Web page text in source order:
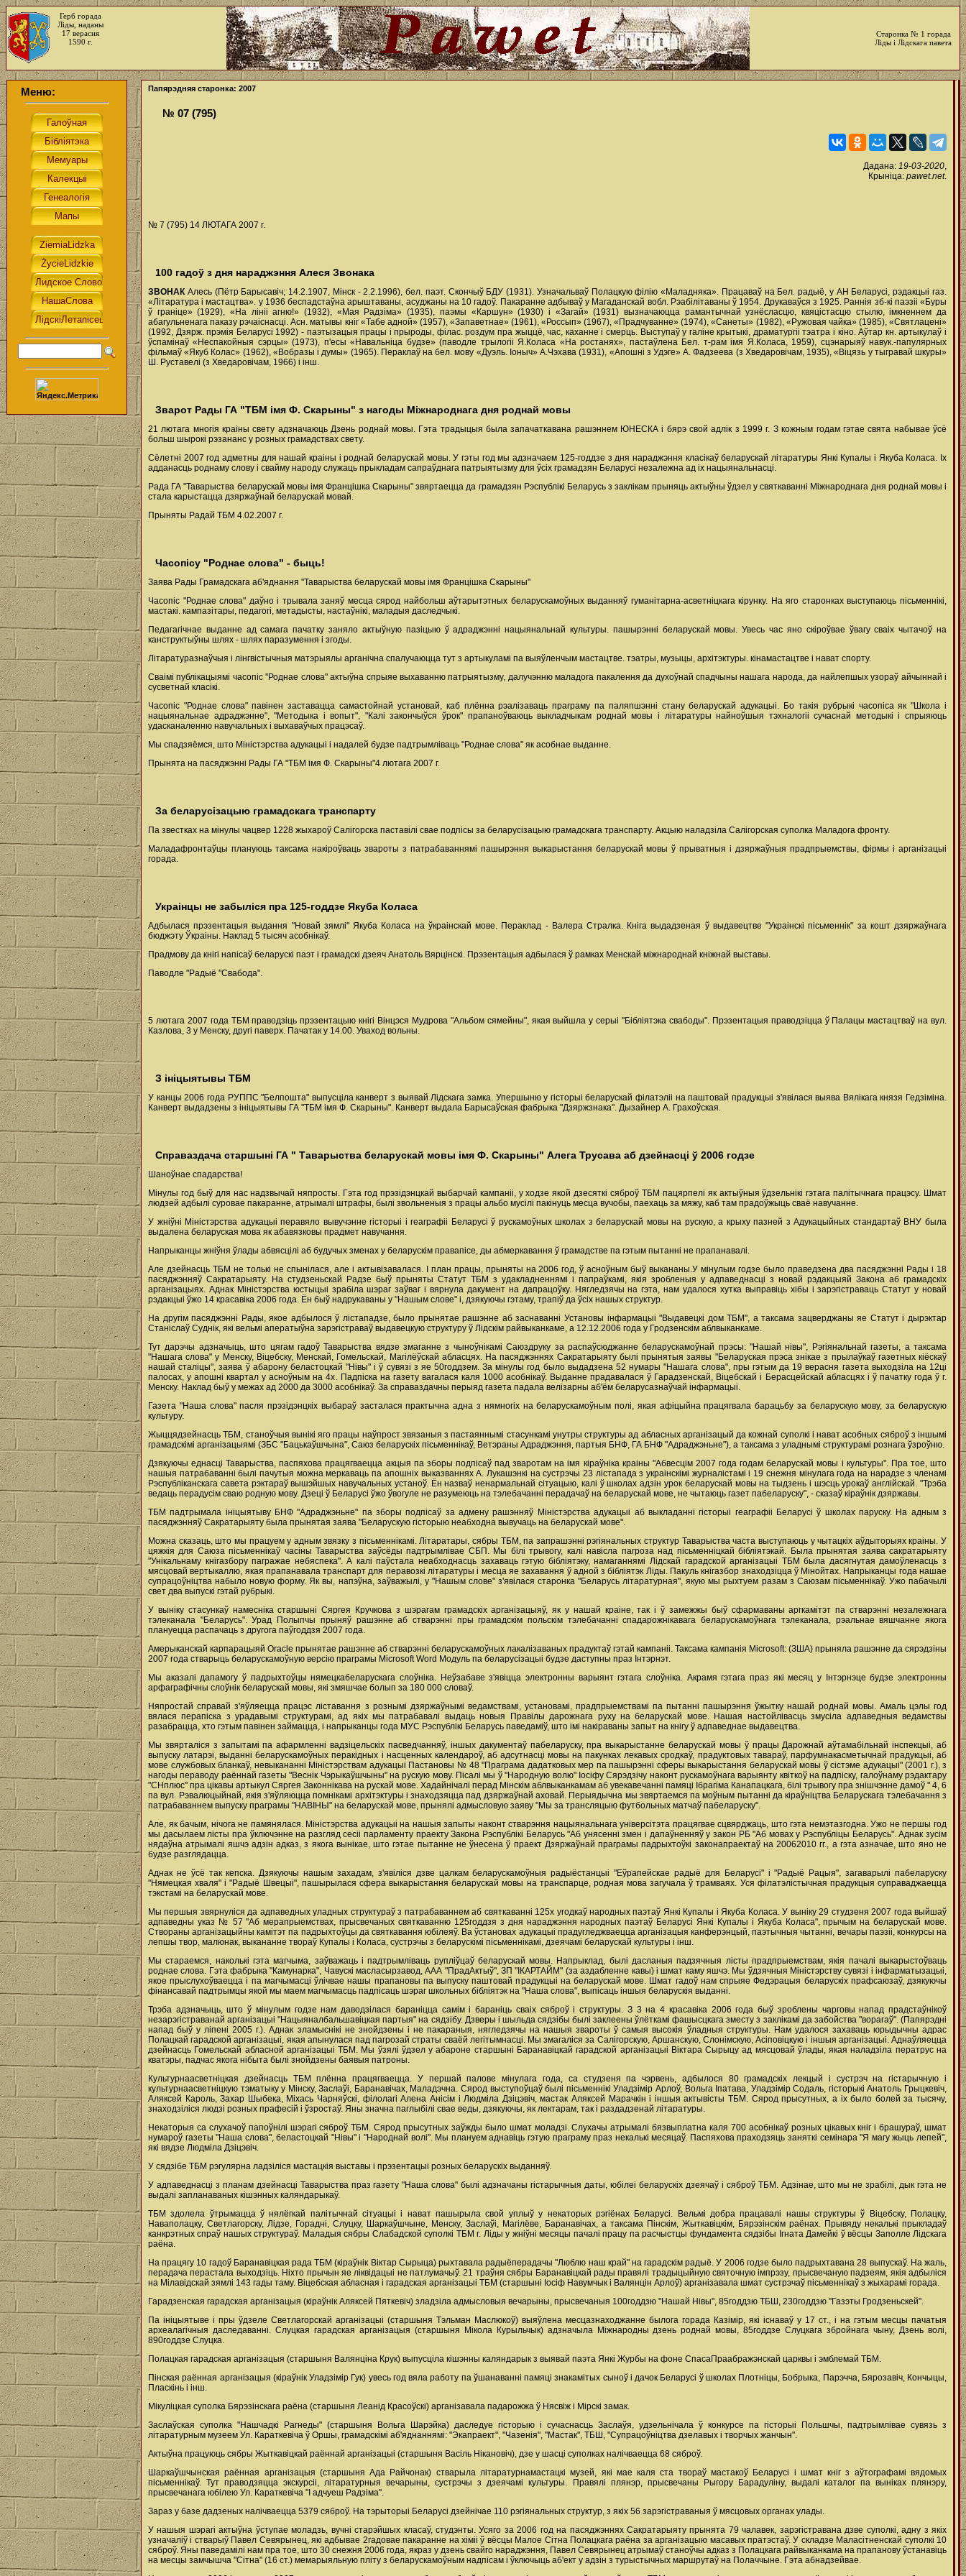
Герб горада
Ліды, наданы
17 верасня
1590 г.
Старонка № 1 горада
Ліды і Лідскага павета
Меню: Папярэдняя старонка: 2007
№ 07 (795)
Дадана: 19-03-2020,
Крыніца: pawet.net.
№ 7 (795) 14 ЛЮТАГА 2007 г.
100 гадоў з дня нараджэння Алеся Звонака
ЗВОНАК Алесь (Пётр Барысавіч; 14.2.1907, Мінск - 2.2.1996), бел. паэт. Скончыў БДУ (1931). Узначальваў Полацкую філію «Маладняка». Працаваў на Бел. радыё, у АН Беларусі, рэдакцыі газ.
«Літаратура і мастацтва». у 1936 беспадстаўна арыштаваны, асуджаны на 10 гадоў. Пакаранне адбываў у Магаданскай вобл. Рэабілітаваны ў 1954. Друкаваўся з 1925. Раннія зб-кі паэзіі «Буры
ў граніце» (1929), «На лініі агню!» (1932), «Мая Радзіма» (1935), паэмы «Каршун» (1930) і «Загай» (1931) вызначаюцца рамантычнай узнёсласцю, квяцістасцю стылю, імкненнем да
абагульненага паказу рэчаіснасці. Асн. матывы кніг «Табе адной» (1957), «Запаветнае» (1961), «Россып» (1967), «Прадчуванне» (1974), «Санеты» (1982), «Ружовая чайка» (1985), «Святлацені»
(1992, Дзярж. прэмія Беларусі 1992) - паэтызацыя працы і прыроды, філас. роздум пра жыццё, час, каханне і смерць. Выступаў у галіне крытыкі, драматургіі тэатра і кіно. Аўтар кн. артыкулаў і
ўспамінаў «Неспакойныя сэрцы» (1973), п'есы «Навальніца будзе» (паводле трылогіі Я.Коласа «На ростанях», пастаўлена Бел. т-рам імя Я.Коласа, 1959), сцэнарыяў навук.-папулярных
фільмаў «Якуб Колас» (1962), «Вобразы і думы» (1965). Пераклаў на бел. мову «Дуэль. Іоныч» А.Чэхава (1931), «Апошні з Удэге» А. Фадзеева (з Хведаровічам, 1935), «Віцязь у тыгравай шкуры»
Ш. Руставелі (з Хведаровічам, 1966) і інш.
Зварот Рады ГА "ТБМ імя Ф. Скарыны" з нагоды Міжнароднага дня роднай мовы
21 лютага многія краіны свету адзначаюць Дзень роднай мовы. Гэта традыцыя была запачаткавана рашэннем ЮНЕСКА і бярэ свой адлік з 1999 г. З кожным годам гэтае свята набывае ўсё
больш шырокі рэзананс у розных грамадствах свету.
Сёлетні 2007 год адметны для нашай краіны і роднай беларускай мовы. У гэты год мы адзначаем 125-годдзе з дня нараджэння класікаў беларускай літаратуры Янкі Купалы і Якуба Коласа. Іх
адданасць роднаму слову і свайму народу служаць прыкладам сапраўднага патрыятызму для ўсіх грамадзян Беларусі незалежна ад іх нацыянальнасці.
Рада ГА "Таварыства беларускай мовы імя Францішка Скарыны" звяртаецца да грамадзян Рэспублікі Беларусь з заклікам прыняць актыўны ўдзел у святкаванні Міжнароднага дня роднай мовы і
стала карыстацца дзяржаўнай беларускай мовай.
Прыняты Радай ТБМ 4.02.2007 г.
Часопісу "Роднае слова" - быць!
Заява Рады Грамадскага аб'яднання "Таварыства беларускай мовы імя Францішка Скарыны"
Часопіс "Роднае слова" даўно і трывала заняў месца сярод найбольш аўтарытэтных беларускамоўных выданняў гуманітарна-асветніцкага кірунку. На яго старонках выступаюць пісьменнікі,
мастакі. кампазітары, педагогі, метадысты, настаўнікі, маладыя даследчыкі.
Педагагічнае выданне ад самага пачатку заняло актыўную пазіцыю ў адраджэнні нацыянальнай культуры. пашырэнні беларускай мовы. Увесь час яно скіроўвае ўвагу сваіх чытачоў на
канструктыўны шлях - шлях паразумення і згоды.
Літаратуразнаўчыя і лінгвістычныя матэрыялы арганічна спалучаюцца тут з артыкуламі па выяўленчым мастацтве. тэатры, музыцы, архітэктуры. кінамастацтве і нават спорту.
Сваімі публікацыямі часопіс "Роднае слова" актыўна спрыяе выхаванню патрыятызму, далучэнню маладога пакалення да духоўнай спадчыны нашага народа, да найлепшых узораў айчыннай і
сусветнай класікі.
Часопіс "Роднае слова" павінен заставацца самастойнай установай, каб плённа рэалізаваць праграму па паляпшэнні стану беларускай адукацыі. Бо такія рубрыкі часопіса як "Школа і
нацыянальнае адраджэнне", "Методыка і вопыт", "Калі закончыўся ўрок" прапаноўваюць выкладчыкам роднай мовы і літаратуры найноўшыя тэхналогіі сучаснай методыкі і спрыяюць
удасканаленню навучальных і выхаваўчых працэсаў.
Мы спадзяёмся, што Міністэрства адукацыі і надалей будзе падтрымліваць "Роднае слова" як асобнае выданне.
Прынята на пасяджэнні Рады ГА "ТБМ імя Ф. Скарыны"4 лютага 2007 г.
За беларусізацыю грамадскага транспарту
Па звестках на мінулы чацвер 1228 жыхароў Салігорска паставілі свае подпісы за беларусізацыю грамадскага транспарту. Акцыю наладзіла Салігорская суполка Маладога фронту.
Маладафронтаўцы плануюць таксама накіроўваць звароты з патрабаваннямі пашырэння выкарыстання беларускай мовы ў прыватныя і дзяржаўныя прадпрыемствы, фірмы і арганізацыі
горада.
Украінцы не забыліся пра 125-годдзе Якуба Коласа
Адбылася прэзентацыя выдання "Новай зямлі" Якуба Коласа на ўкраінскай мове. Пераклад - Валера Стралка. Кніга выдадзеная ў выдавецтве "Украінскі пісьменнік" за кошт дзяржаўнага
бюджэту Ўкраіны. Наклад 5 тысяч асобнікаў.
Прадмову да кнігі напісаў беларускі паэт і грамадскі дзеяч Анатоль Вярцінскі. Прэзентацыя адбылася ў рамках Менскай міжнароднай кніжнай выставы.
Паводле "Радыё "Свабода".
5 лютага 2007 года ТБМ праводзіць прэзентацыю кнігі Вінцэся Мудрова "Альбом сямейны", якая выйшла у серыі "Бібліятэка свабоды". Прэзентацыя праводзіцца ў Палацы мастацтваў на вул.
Казлова, 3 у Менску, другі паверх. Пачатак у 14.00. Уваход вольны.
З ініцыятывы ТБМ
У канцы 2006 года РУППС "Белпошта" выпусціла канверт з выявай Лідскага замка. Упершыню у гісторыі беларускай філатэліі на паштовай прадукцыі з'явілася выява Вялікага князя Гедзіміна.
Канверт выдадзены з ініцыятывы ГА "ТБМ імя Ф. Скарыны". Канверт выдала Барысаўская фабрыка "Дзяржзнака". Дызайнер А. Грахоўская.
Справаздача старшыні ГА " Таварыства беларускай мовы імя Ф. Скарыны" Алега Трусава аб дзейнасці ў 2006 годзе
Шаноўнае спадарства!
Мінулы год быў для нас надзвычай няпросты. Гэта год прэзідэнцкай выбарчай кампаніі, у ходзе якой дзесяткі сяброў ТБМ пацярпелі як актыўныя ўдзельнікі гэтага палітычнага працэсу. Шмат
людзей адбылі суровае пакаранне, атрымалі штрафы, былі звольненыя з працы альбо мусілі пакінуць месца вучобы, паехаць за мяжу, каб там прадоўжыць сваё навучанне.
У жніўні Міністэрства адукацыі перавяло вывучэнне гісторыі і геаграфіі Беларусі ў рускамоўных школах з беларускай мовы на рускую, а крыху пазней з Адукацыйных стандартаў ВНУ была
выдалена беларуская мова як абавязковы прадмет навучання.
Напрыканцы жніўня ўлады абвясцілі аб будучых зменах у беларускім правапісе, ды абмеркавання ў грамадстве па гэтым пытанні не прапанавалі.
Але дзейнасць ТБМ не толькі не спынілася, але і актывізавалася. I план працы, прыняты на 2006 год, ў асноўным быў выкананы.У мінулым годзе было праведзена два пасяджэнні Рады і 18
пасяджэнняў Сакратарыяту. На студзеньскай Радзе быў прыняты Статут ТБМ з удакладненнямі і папраўкамі, якія зробленыя у адпаведнасці з новай рэдакцыяй Закона аб грамадскіх
арганізацыях. Аднак Міністэрства юстыцыі зрабіла шэраг заўваг і вярнула дакумент на дапрацоўку. Нягледзячы на гэта, нам удалося хутка выправіць хібы і зарэгістраваць Статут у новай
рэдакцыі ўжо 14 красавіка 2006 года. Ён быў надрукаваны у "Нашым слове" і, дзякуючы гэтаму, трапіў да ўсіх нашых структур.
На другім пасяджэнні Рады, якое адбылося ў лістападзе, было прынятае рашэнне аб заснаванні Установы інфармацыі "Выдавецкі дом ТБМ", а таксама зацверджаны яе Статут і дырэктар
Станіслаў Суднік, які вельмі аператыўна зарэгістраваў выдавецкую структуру ў Лідскім райвыканкаме, а 12.12.2006 года у Гродзенскім аблвыканкаме.
Тут дарэчы адзначыць, што цягам гадоў Таварыства вядзе змаганне з чыноўнікамі Саюздруку за распаўсюджанне беларускамоўнай прэсы: "Нашай нівы", Рэгіянальнай газеты, а таксама
"Нашага слова" у Менску, Віцебску, Менскай, Гомельскай, Магілёўскай абласцях. На пасяджэннях Сакратарыяту былі прынятыя заявы "Беларуская прэса знікае з прылаўкаў газетных кіёскаў
нашай сталіцы", заява ў абарону беластоцкай "Нівы" і ў сувязі з яе 50годдзем. За мінулы год было выдадзена 52 нумары "Нашага слова", пры гэтым да 19 верасня газета выходзіла на 12ці
палосах, у апошні квартал у асноўным на 4х. Падпіска на газету вагалася каля 1000 асобнікаў. Выданне прадавалася ў Гарадзенскай, Віцебскай і Берасцейскай абласцях і ў пачатку года ў г.
Менску. Наклад быў у межах ад 2000 да 3000 асобнікаў. За справаздачны перыяд газета падала велізарны аб'ём беларусазнаўчай інфармацыі.
Газета "Наша слова" пасля прэзідэнцкіх выбараў засталася практычна адна з нямногіх на беларускамоўным полі, якая афіцыйна працягвала барацьбу за беларускую мову, за беларускую
культуру.
Жыццядзейнасць ТБМ, станоўчыя вынікі яго працы наўпрост звязаныя з пастаяннымі стасункамі унутры структуры ад абласных арганізацый да кожнай суполкі і нават асобных сяброў з іншымі
грамадскімі арганізацыямі (ЗБС "Бацькаўшчына", Саюз беларускіх пісьменнікаў, Ветэраны Адраджэння, партыя БНФ, ГА БНФ "Адраджэньне"), а таксама з уладнымі структурамі рознага ўзроўню.
Дзякуючы еднасці Таварыства, паспяхова працягваецца акцыя па зборы подпісаў пад зваротам на імя кіраўніка краіны "Абвесцім 2007 года годам беларускай мовы і культуры". Пра тое, што
нашыя патрабаванні былі пачутыя можна меркаваць па апошніх выказваннях А. Лукашэнкі на сустрэчы 23 лістапада з украінскімі журналістамі і 19 снежня мінулага года на нарадзе з членамі
Рэспубліканскага савета рэктараў вышэйшых навучальных устаноў. Ён назваў ненармальнай сітуацыю, калі ў школах адзін урок беларускай мовы на тыдзень і шэсць урокаў англійскай. "Трэба
ведаць перадусім сваю родную мову. Дзеці ў Беларусі ўжо ўвогуле не разумеюць на тэлебачанні перадачаў на беларускай мове, не чытаюць газет пабеларуску", - сказаў кіраўнік дзяржавы.
ТБМ падтрымала ініцыятыву БНФ "Адраджэньне" па зборы подпісаў за адмену рашэнняў Міністэрства адукацыі аб выкладанні гісторыі геаграфіі Беларусі ў школах паруску. На адным з
пасяджэнняў Сакратарыяту была прынятая заява "Беларускую гісторыю неабходна вывучаць на беларускай мове".
Можна сказаць, што мы працуем у адным звязку з пісьменнікамі. Літаратары, сябры ТБМ, па запрашэнні рэгіянальных структур Таварыства часта выступаюць у чытацкіх аўдыторыях краіны. У
цяжкія для Саюза пісьменнікаў часіны Таварыства заўсёды падтрымлівае СБП. Мы білі трывогу, калі навісла пагроза над пісьменніцкай бібліятэкай. Была прынятая заява сакратарыяту
"Унікальнаму кнігазбору пагражае небяспека". А калі паўстала неабходнасць захаваць гэтую бібліятэку, намаганнямі Лідскай гарадской арганізацыі ТБМ была дасягнутая дамоўленасць з
мясцовай вертыкаллю, якая прапанавала транспарт для перавозкі літаратуры і месца яе захавання ў адной з бібліятэк Ліды. Пакуль кнігазбор знаходзіцца ў Мінойтах. Напрыканцы года нашае
супрацоўніцтва набыло новую форму. Як вы, напэўна, заўважылі, у "Нашым слове" з'явілася старонка "Беларусь літаратурная", якую мы рыхтуем разам з Саюзам пісьменнікаў. Ужо пабачылі
свет два выпускі гэтай рубрыкі.
У выніку стасункаў намесніка старшыні Сяргея Кручкова з шэрагам грамадскіх арганізацыяў, як у нашай краіне, так і ў замежжы быў сфармаваны аргкамітэт па стварэнні незалежнага
тэлеканала "Беларусь". Урад Полыпчы прыняў рашэнне аб стварэнні пры грамадскім польскім тэлебачанні спадарожнікавага беларускамоўнага тэлеканала, рэальнае вяшчанне якога
плануецца распачаць з другога паўгоддзя 2007 года.
Амерыканскай карпарацыяй Oracle прынятае рашэнне аб стварэнні беларускамоўных лакалізаваных прадуктаў гэтай кампаніі. Таксама кампанія Microsoft: (ЗША) прыняла рашэнне да сярэдзіны
2007 года стварыць беларускамоўную версію праграмы Microsoft Word Модуль па беларусізацыі будзе даступны праз Інтэрнэт.
Мы аказалі дапамогу ў падрыхтоўцы нямецкабеларускага слоўніка. Неўзабаве з'явіцца электронны варыянт гэтага слоўніка. Акрамя гэтага праз які месяц у Інтэрнэце будзе электронны
арфаграфічны слоўнік беларускай мовы, які змяшчае болып за 180 000 словаў.
Няпростай справай з'яўляецца працэс ліставання з рознымі дзяржаўнымі ведамствамі, установамі, прадпрыемствамі па пытанні пашырэння ўжытку нашай роднай мовы. Амаль цэлы год
вялася перапіска з урадавымі структурамі, ад якіх мы патрабавалі выдаць новыя Правілы дарожнага руху на беларускай мове. Нашая настойлівасць змусіла адпаведныя ведамствы
разабрацца, хто гэтым павінен займацца, і напрыканцы года МУС Рэспублікі Беларусь паведаміў, што імі накіраваны запыт на кнігу ў адпаведнае выдавецтва.
Мы звярталіся з запытамі па афармленні вадзіцельскіх пасведчанняў, іншых дакументаў пабеларуску, пра выкарыстанне беларускай мовы ў працы Дарожнай аўтамабільнай інспекцыі, аб
выпуску латарэі, выданні беларускамоўных перакідных і насценных календароў, аб адсутнасці мовы на пакунках лекавых сродкаў, прадуктовых тавараў, парфумнакасметычнай прадукцыі, аб
мове службовых бланкаў, невыкананні Міністэрствам адукацыі Пастановы № 48 "Праграма дадатковых мер па пашырэнні сферы выкарыстання беларускай мовы ў сістэме адукацыі" (2001 г.), з
нагоды пераводу раённай газеты "Веснік Чэрыкаўшчыны" на рускую мову. Пісалі мы ў "Народную волю" Іосіфу Сярэдзічу наконт рускамоўнага варыянту квіткоў на падпіску, галоўнаму рэдактару
"СНплюс" пра цікавы артыкул Сяргея Законнікава на рускай мове. Хадайнічалі перад Мінскім аблвыканкамам аб увекавечанні памяці Ібрагіма Канапацкага, білі трывогу пра знішчэнне дамоў " 4, 6
па вул. Рэвалюцыйнай, якія з'яўляюцца помнікамі архітэктуры і знаходзяцца пад дзяржаўнай аховай. Перыядычна мы звяртаемся па моўным пытанні да кіраўніцтва Беларускага тэлебачання з
патрабаваннем выпуску праграмы "НАВІНЫ" на беларускай мове, прынялі адмысловую заяву "Мы за трансляцыю футбольных матчаў пабеларуску".
Але, як бачым, нічога не памянялася. Міністэрства адукацыі на нашыя запыты наконт стварэння нацыянальнага універсітэта працягвае сцвярджаць, што гэта немэтазгодна. Ужо не першы год
мы дасылаем лісты пра ўключэнне на разгляд сесіі парламенту праекту Закона Рэспублікі Беларусь "Аб унясенні змен і дапаўненняў у закон РБ "Аб мовах у Рэспубліцы Беларусь". Аднак зусім
нядаўна атрымалі яшчэ адзін адказ, з якога вынікае, што гэтае пытанне не ўнесена ў праект Дзяржаўнай праграмы падрыхтоўкі законапраектаў на 20062010 гг., а гэта азначае, што яно не
будзе разглядацца.
Аднак не ўсё так кепска. Дзякуючы нашым захадам, з'явіліся дзве цалкам беларускамоўныя радыёстанцыі "Еўрапейскае радыё для Беларусі" і "Радыё Рацыя", загаварылі пабеларуску
"Нямецкая хваля" і "Радыё Швецыі", пашырылася сфера выкарыстання беларускай мовы на транспарце, родная мова загучала ў трамваях. Уся філатэлістычная прадукцыя суправаджаецца
тэкстамі на беларускай мове.
Мы першыя звярнуліся да адпаведных уладных структураў з патрабаваннем аб святкаванні 125х угодкаў народных паэтаў Янкі Купалы і Якуба Коласа. У выніку 29 студзеня 2007 года выйшаў
адпаведны указ № 57 "Аб мерапрыемствах, прысвечаных святкаванню 125годдзя з дня нараджэння народных паэтаў Беларусі Янкі Купалы і Якуба Коласа", прычым на беларускай мове.
Створаны арганізацыйны камітэт па падрыхтоўцы да святкавання юбілеяў. Ва ўстановах адукацыі прадугледжваецца арганізацыя канферэнцый, паэтычныя чытанні, вечары паэзіі, конкурсы на
лепшы твор, малюнак, выкананне твораў Купалы і Коласа, сустрэчы з беларускімі пісьменнікамі, дзеячамі беларускай культуры і інш.
Мы стараемся, наколькі гэта магчыма, заўважаць і падтрымліваць рупліўцаў беларускай мовы. Напрыклад, былі дасланыя падзячныя лісты прадпрыемствам, якія пачалі выкарыстоўваць
роднае слова. Гэта фабрыка "Камунарка", Чавускі масласырзавод, ААА "ПрадАктыў", ЗП "ІКАРТАЙМ" (за аздабленне кавы) і шмат каму яшчэ. Мы ўдзячныя Міністэрству сувязі і інфарматызацыі,
якое прыслухоўваецца і па магчымасці ўлічвае нашы прапановы па выпуску паштовай прадукцыі на беларускай мове. Шмат гадоў нам спрыяе Федэрацыя беларускіх прафсаюзаў, дзякуючы
фінансавай падтрымцы якой мы маем магчымасць падпісаць шэраг школьных бібліятэк на "Наша слова", выпісаць іншыя беларускія выданні.
Трэба адзначыць, што ў мінулым годзе нам даводзілася бараніцца самім і бараніць сваіх сяброў і структуры. З 3 на 4 красавіка 2006 года быў зроблены чарговы напад прадстаўнікоў
незарэгістраванай арганізацыі "Нацыяналбальшавіцкая партыя" на сядзібу. Дзверы і шыльда сядзібы былі заклеены ўлёткамі фашысцкага зместу з заклікамі да забойства "ворагаў". (Папярэдні
напад быў у ліпені 2005 г.). Аднак зламыснікі не знойдзены і не пакараныя, нягледзячы на нашыя звароты ў самыя высокія ўладныя структуры. Нам удалося захаваць юрыдычны адрас
Полацкай гарадской арганізацыі, якая апынулася пад пагрозай страты сваёй легітымнасці. Мы змагаліся за Салігорскую, Аршанскую, Слонімскую, Асіповіцкую і іншыя арганізацыі. Аднаўляецца
дзейнасць Гомельскай абласной арганізацыі ТБМ. Мы ўзялі ўдзел у абароне старшыні Баранавіцкай гарадской арганізацыі Віктара Сырыцу ад мясцовай ўлады, якая наладзіла ператрус на
кватэры, падчас якога нібыта былі знойдзены баявыя патроны.
Культурнаасветніцкая дзейнасць ТБМ плённа працягваецца. У першай палове мінулага года, са студзеня па чэрвень, адбылося 80 грамадскіх лекцый і сустрэч на гістарычную і
культурнаасветніцкую тэматыку у Мінску, Заслаўі, Баранавічах, Маладэчна. Сярод выступоўцаў былі пісьменнікі Уладзімір Арлоў, Вольга Іпатава, Уладзімір Содаль, гісторыкі Анатоль Грыцкевіч,
Аляксей Кароль, Захар Шыбека, Міхась Чарняўскі, філолагі Алена Анісім і Людміла Дзіцэвіч, мастак Аляксей Марачкін і іншыя актывісты ТБМ. Сярод прысутных, а іх было болей за тысячу,
знаходзіліся людзі розных прафесій і ўзростаў. Яны значна паглыбілі свае веды, дзякуючы, як лектарам, так і раздадзенай літаратуры.
Некаторыя са слухачоў папоўнілі шэрагі сяброў ТБМ. Сярод прысутных заўжды было шмат моладзі. Слухачы атрымалі бязвыплатна каля 700 асобнікаў розных цікавых кніг і брашураў, шмат
нумароў газеты "Наша слова", беластоцкай "Нівы" і "Народнай волі". Мы плануем аднавіць гэтую праграму праз некалькі месяцаў. Паспяхова праходзяць заняткі семінара "Я магу жыць лепей",
які вядзе Людміла Дзіцэвіч.
У сядзібе ТБМ рэгулярна ладзіліся мастацкія выставы і прэзентацыі розных беларускіх выданняў.
У адпаведнасці з планам дзейнасці Таварыства праз газету "Наша слова" былі адзначаны гістарычныя даты, юбілеі беларускіх дзеячаў і сяброў ТБМ. Адзінае, што мы не зрабілі, дык гэта не
выдалі запланаваных кішэнных каляндарыкаў.
ТБМ здолела ўтрымацца ў нялёгкай палітычнай сітуацыі і нават пашырыла свой уплыў у некаторых рэгіёнах Беларусі. Вельмі добра працавалі нашы структуры ў Віцебску, Полацку,
Наваполацку, Светлагорску, Лідзе, Горадні, Слуцку, Шаркаўшчыне, Менску, Заслаўі, Магілёве, Баранавічах, а таксама Пінскім, Жыткавіцкім, Бярэзінскім раёнах. Прывяду некалькі прыкладаў
канкрэтных спраў нашых структураў. Маладыя сябры Слабадской суполкі ТБМ г. Ліды у жніўні месяцы пачалі працу па расчыстцы фундамента сядзібы Ігната Дамейкі ў вёсцы Заполле Лідскага
раёна.
На працягу 10 гадоў Баранавіцкая рада ТБМ (кіраўнік Віктар Сырыца) рыхтавала радыёперадачы "Люблю наш край" на гарадскім радыё. У 2006 годзе было падрыхтавана 28 выпускаў. На жаль,
перадача перастала выходзіць. Ніхто прычын яе ліквідацыі не патлумачыў. 21 траўня сябры Баранавіцкай рады правялі традыцыйную святочную імпрэзу, прысвечаную падзеям, якія адбыліся
на Мілавідскай зямлі 143 гады таму. Віцебская абласная і гарадская арганізацыі ТБМ (старшыні Іосіф Навумчык і Валянцін Арлоў) арганізавала шмат сустрэчаў пісьменнікаў з жыхарамі горада.
Гарадзенская гарадская арганізацыя (кіраўнік Аляксей Пяткевіч) зладзіла адмысловыя вечарыны, прысвечаныя 100годдзю "Нашай Нівы", 85годдзю ТБШ, 230годдзю "Газэты Гродзеньскей".
Па ініцыятыве і пры ўдзеле Светлагорскай арганізацыі (старшыня Тэльман Маслюкоў) выяўлена месцазнаходжанне былога горада Казімір, які існаваў у 17 ст., і на гэтым месцы пачатыя
археалагічныя даследаванні. Слуцкая гарадская арганізацыя (старшыня Мікола Курыльчык) адзначыла Міжнародны дзень роднай мовы, 85годдзе Слуцкага збройнага чыну, Дзень волі,
890годдзе Слуцка.
Полацкая гарадская арганізацыя (старшыня Валянціна Крук) выпусціла кішэнны каляндарык з выявай паэта Янкі Журбы на фоне СпасаПраабражэнскай царквы і эмблемай ТБМ.
Пінская раённая арганізацыя (кіраўнік Уладзімір Гук) увесь год вяла работу па ўшанаванні памяці знакамітых сыноў і дачок Беларусі ў школах Плотніцы, Бобрыка, Парэчча, Бярозавіч, Кончыцы,
Пласкінь і інш.
Мікуліцкая суполка Бярэзінскага раёна (старшыня Леанід Красоўскі) арганізавала падарожжа ў Нясвіж і Мірскі замак.
Заслаўская суполка "Нашчадкі Рагнеды" (старшыня Вольга Шарэйка) даследуе гісторыю і сучаснасць Заслаўя, удзельнічала ў конкурсе па гісторыі Польшчы, падтрымлівае сувязь з
літаратурным музеем Ул. Караткевіча ў Оршы, грамадскімі аб'яднаннямі: "Экапраект", "Чазенія", "Мастак", ТБШ, "Супрацоўніцтва дзелавых і творчых жанчын".
Актыўна працуюць сябры Жыткавіцкай раённай арганізацыі (старшыня Васіль Нікановіч), дзе у шасці суполках налічваецца 68 сяброў.
Шаркаўшчынская раённая арганізацыя (старшыня Ада Райчонак) стварыла літаратурнамастацкі музей, які мае каля ста твораў мастакоў Беларусі і шмат кніг з аўтографамі вядомых
пісьменнікаў. Тут праводзяцца экскурсіі, літаратурныя вечарыны, сустрэчы з дзеячамі культуры. Правялі плянэр, прысвечаны Рыгору Барадуліну, выдалі каталог па выніках плянэру,
прысвечанага юбілею Ул. Караткевіча "I адчуеш Радзіма".
Зараз у базе дадзеных налічваецца 5379 сяброў. На тэрыторыі Беларусі дзейнічае 110 рэгіянальных структур, з якіх 56 зарэгістраваныя ў мясцовых органах улады.
У нашыя шэрагі актыўна ўступае моладзь, вучні старэйшых класаў, студэнты. Усяго за 2006 год на пасяджэннях Сакратарыяту прынята 79 чалавек, зарэгістравана дзве суполкі, адну з якіх
узначаліў і стварыў Павел Севярынец, які адбывае 2гадовае пакаранне на хіміі ў вёсцы Малое Сітна Полацкага раёна за арганізацыю масавых пратэстаў. У складзе Маласітненскай суполкі 10
сяброў. Яны паведамілі нам пра тое, што 30 снежня 2006 года, якраз у дзень свайго нараджэння, Павел Севярынец атрымаў станоўчы адказ з Полацкага райвыканкама на прапанову ўстанавіць
на месцы замчышча "Сітна" (16 ст.) мемарыяльную пліту з беларускамоўным надпісам і ўключыць аб'ект у адзін з турыстычных маршрутаў на Полаччыне. Гэта абнадзейвае.